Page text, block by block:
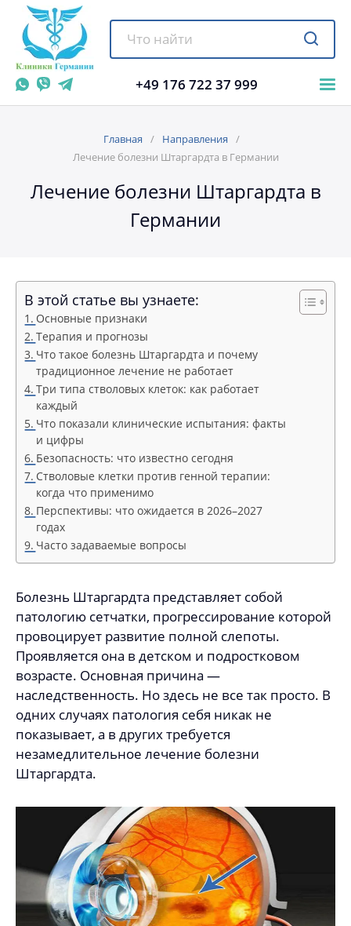
+49 176 722 37 999
Главная
Направления
Лечение болезни Штаргардта в Германии
Лечение болезни Штаргардта в
Германии
В этой статье вы узнаете:
Основные признаки
Терапия и прогнозы
Что такое болезнь Штаргардта и почему
традиционное лечение не работает
Три типа стволовых клеток: как работает
каждый
Что показали клинические испытания: факты
и цифры
Безопасность: что известно сегодня
Стволовые клетки против генной терапии:
когда что применимо
Перспективы: что ожидается в 2026–2027
годах
Часто задаваемые вопросы
Болезнь Штаргардта представляет собой
патологию сетчатки, прогрессирование которой
провоцирует развитие полной слепоты.
Проявляется она в детском и подростковом
возрасте. Основная причина —
наследственность. Но здесь не все так просто. В
одних случаях патология себя никак не
показывает, а в других требуется
незамедлительное лечение болезни
Штаргардта.